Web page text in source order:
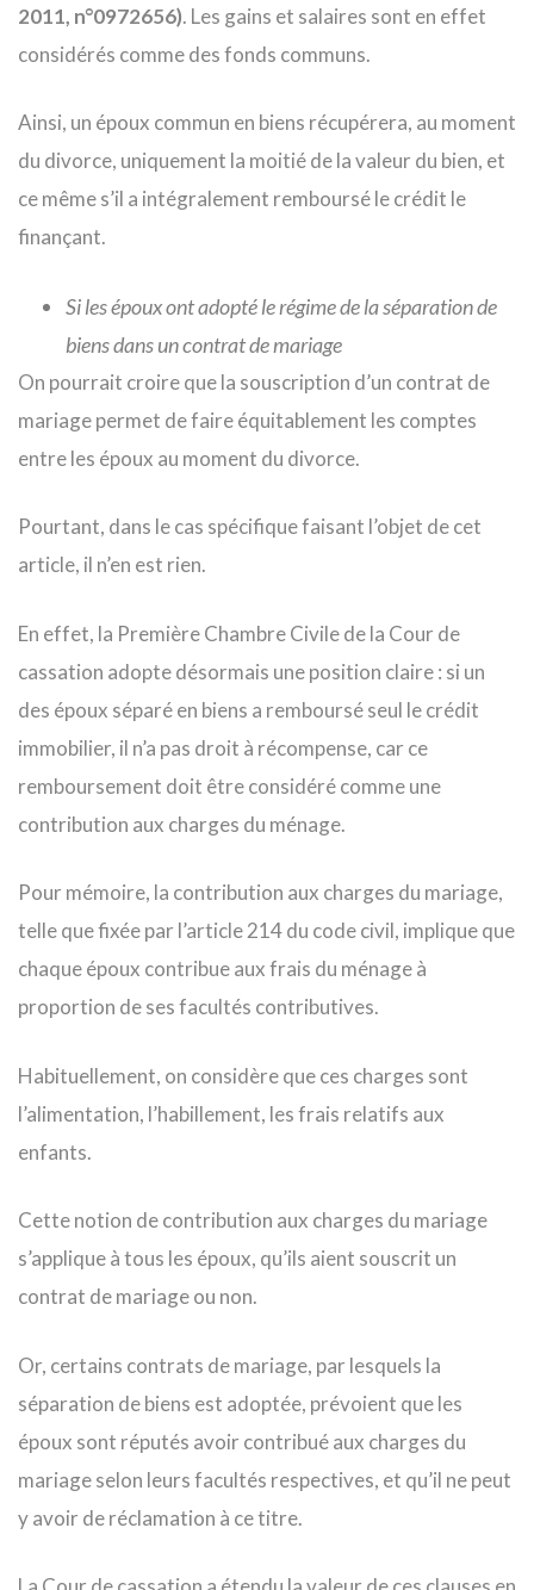
2011, n°0972656). Les gains et salaires sont en effet
considérés comme des fonds communs.
Ainsi, un époux commun en biens récupérera, au moment
du divorce, uniquement la moitié de la valeur du bien, et
ce même s’il a intégralement remboursé le crédit le
finançant.
Si les époux ont adopté le régime de la séparation de
biens dans un contrat de mariage
On pourrait croire que la souscription d’un contrat de
mariage permet de faire équitablement les comptes
entre les époux au moment du divorce.
Pourtant, dans le cas spécifique faisant l’objet de cet
article, il n’en est rien.
En effet, la Première Chambre Civile de la Cour de
cassation adopte désormais une position claire : si un
des époux séparé en biens a remboursé seul le crédit
immobilier, il n’a pas droit à récompense, car ce
remboursement doit être considéré comme une
contribution aux charges du ménage.
Pour mémoire, la contribution aux charges du mariage,
telle que fixée par l’article 214 du code civil, implique que
chaque époux contribue aux frais du ménage à
proportion de ses facultés contributives.
Habituellement, on considère que ces charges sont
l’alimentation, l’habillement, les frais relatifs aux
enfants.
Cette notion de contribution aux charges du mariage
s’applique à tous les époux, qu’ils aient souscrit un
contrat de mariage ou non.
Or, certains contrats de mariage, par lesquels la
séparation de biens est adoptée, prévoient que les
époux sont réputés avoir contribué aux charges du
mariage selon leurs facultés respectives, et qu’il ne peut
y avoir de réclamation à ce titre.